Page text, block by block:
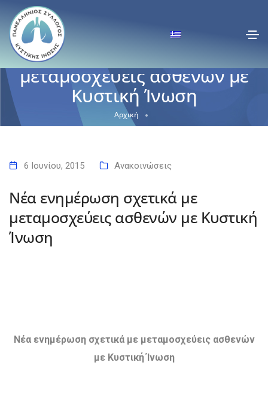
Νέα ενημέρωση σχετικά με
μεταμοσχεύεις ασθενών με
Κυστική Ίνωση
Αρχική
Νέα ενημέρωση σχετικά με μεταμοσχεύεις ασθενών με Κυστική
6 Ιουνίου, 2015 Ανακοινώσεις
Νέα ενημέρωση σχετικά με
μεταμοσχεύεις ασθενών με Κυστική
Ίνωση
Νέα ενημέρωση σχετικά με μεταμοσχεύεις ασθενών
με Κυστική Ίνωση